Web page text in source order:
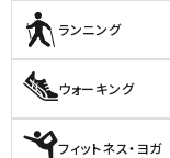
ランニング
ウォーキング
フィットネス・ヨガ